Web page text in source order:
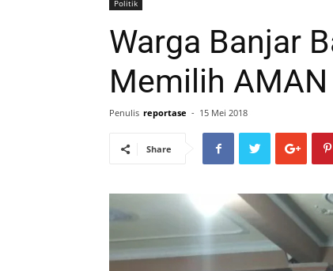
Politik
Warga Banjar
Memilih
Penulis reportase - 15 Mei 2018
Share